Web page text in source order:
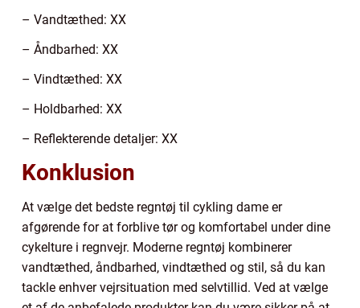
– Vandtæthed: XX
– Åndbarhed: XX
– Vindtæthed: XX
– Holdbarhed: XX
– Reflekterende detaljer: XX
Konklusion
At vælge det bedste regntøj til cykling dame er
afgørende for at forblive tør og komfortabel under dine
cykelture i regnvejr. Moderne regntøj kombinerer
vandtæthed, åndbarhed, vindtæthed og stil, så du kan
tackle enhver vejrsituation med selvtillid. Ved at vælge